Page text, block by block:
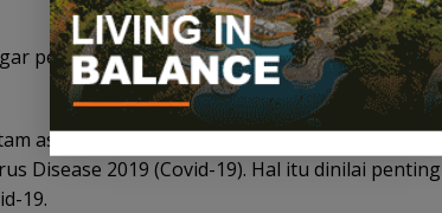
pembangunan di Batam dan Kepri berjalan
asal Banjar untuk menerapkan protokol
Disease 2019 (Covid-19). Hal itu dinilai penting
19.